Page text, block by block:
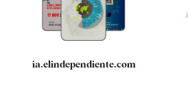
Especificaciones
ia.elindependiente.com